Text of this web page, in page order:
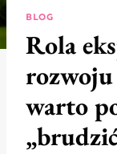
BLOG
Rola
rozwoju
warto